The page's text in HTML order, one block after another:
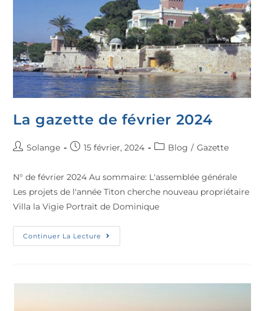
La gazette de février 2024
Solange 15 février, 2024 Blog / Gazette
N° de février 2024 Au sommaire: L'assemblée générale
Les projets de l'année Titon cherche nouveau propriétaire
Villa la Vigie Portrait de Dominique
Continuer La Lecture